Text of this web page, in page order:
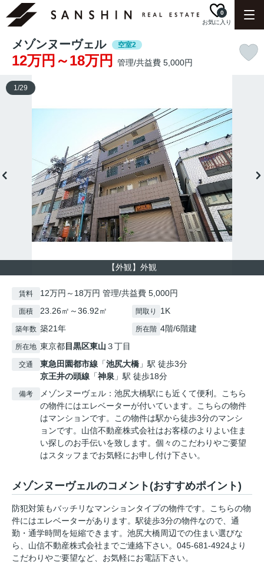
お気に入り
0
メゾンヌーヴェル 空室2
12万円～18万円 管理/共益費 5,000円
【外観】外観
1/29
賃料 12万円～18万円 管理/共益費 5,000円
面積 23.26㎡～36.92㎡ 間取り 1K
築年数 築21年 所在階 4階/6階建
所在地 東京都目黒区東山 ３丁目
交通 東急田園都市線 「池尻大橋 」駅 徒歩3分
京王井の頭線 「神泉 」駅 徒歩18分
備考
メゾンヌーヴェル：池尻大橋駅にも近くて便利。こちら
の物件にはエレベーターが付いています。こちらの物件
はマンションです。この物件は駅から徒歩3分のマンシ
ョンです。山信不動産株式会社はお客様のよりよい住ま
い探しのお手伝いを致します。個々のこだわりやご要望
はスタッフまでお気軽にお申し付け下さい。
メゾンヌーヴェルのコメント(おすすめポイント)
防犯対策もバッチリなマンションタイプの物件です。こちらの物
件にはエレベーターがあります。駅徒歩3分の物件なので、通
勤・通学時間を短縮できます。池尻大橋周辺での住まい選びな
ら、山信不動産株式会社までご連絡下さい。045-681-4924より
こだわりやご要望など、お気軽にお電話下さい。